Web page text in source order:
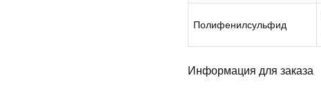
Полифенилсульфид
Информация для заказа